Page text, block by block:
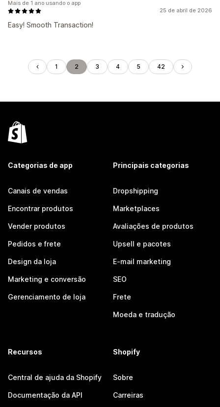
25 de abril de 2026
Easy! Smooth Transaction!
Mais de 1 ano usando o app
1 2 3 4 5 42
Categorias de app
Canais de vendas
Encontrar produtos
Vender produtos
Pedidos e frete
Design da loja
Marketing e conversão
Gerenciamento de loja
Principais categorias
Dropshipping
Marketplaces
Avaliações de produtos
Upsell e pacotes
E-mail marketing
SEO
Frete
Moeda e tradução
Recursos
Central de ajuda da Shopify
Documentação da API
Shopify
Sobre
Carreiras